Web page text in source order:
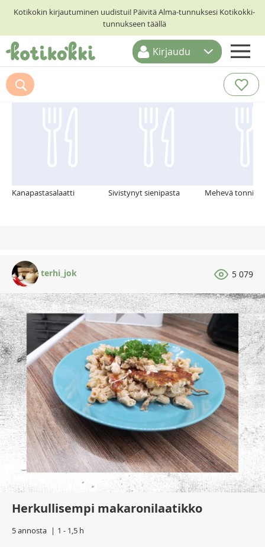
Kotikokin kirjautuminen uudistui! Päivitä Alma-tunnuksesi Kotikokki-
tunnukseen täällä
ETUSIVU
RESEPTIHAKU
Kirjaudu
Suosittelemme myös
Kanapastasalaatti Sivistynyt sienipasta Mehevä
terhi_jok 5 079
Herkullisempi makaronilaatikko
5 annosta 1 - 1,5 h